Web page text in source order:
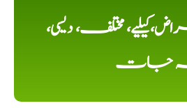
مختلف، دیسی،
جات